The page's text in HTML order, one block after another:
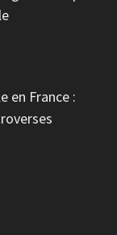
en France :